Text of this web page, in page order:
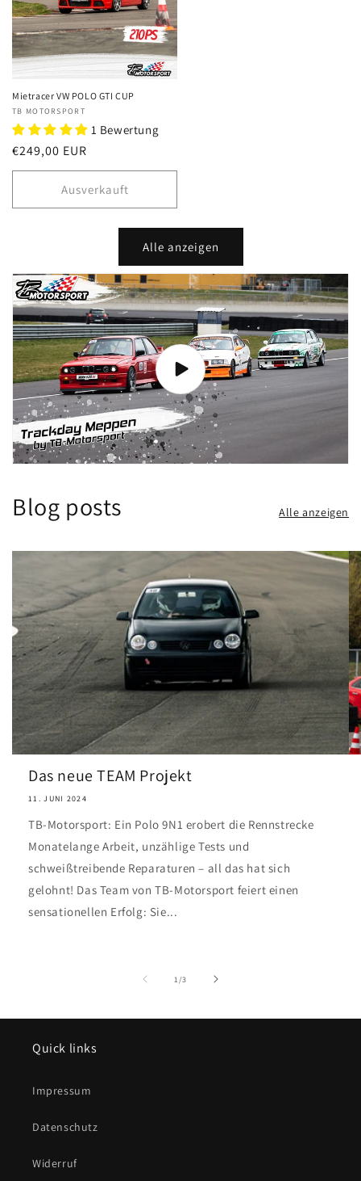
Mietracer VW POLO GTI CUP
Anbieter:
TB MOTORSPORT
1 Bewertung
Normaler
Preis
€249,00 EUR
Ausverkauft
Alle anzeigen
Blog posts Alle anzeigen
Das neue TEAM Projekt
11. JUNI 2024
TB-Motorsport: Ein Polo 9N1 erobert die Rennstrecke
Monatelange Arbeit, unzählige Tests und
schweißtreibende Reparaturen – all das hat sich
gelohnt! Das Team von TB-Motorsport feiert einen
sensationellen Erfolg: Sie...
1/von
3
Quick links
Impressum
Datenschutz
Widerruf